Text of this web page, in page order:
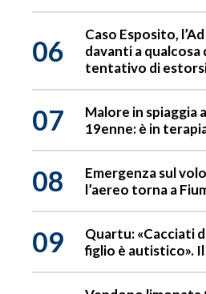
06
Caso Esposito,
davanti a qualcosa
tentativo di
07
Malore in spiaggia
19enne: è in
08
Emergenza sul
l’aereo torna a
09
Quartu: «Cacciati
figlio è autistico».